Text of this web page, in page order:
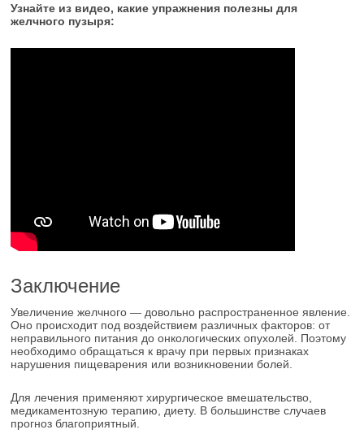
Узнайте из видео, какие упражнения полезны для
желчного пузыря:
Заключение
Увеличение желчного — довольно распространенное явление.
Оно происходит под воздействием различных факторов: от
неправильного питания до онкологических опухолей. Поэтому
необходимо обращаться к врачу при первых признаках
нарушения пищеварения или возникновении болей.
Для лечения применяют хирургическое вмешательство,
медикаментозную терапию, диету. В большинстве случаев
прогноз благоприятный.